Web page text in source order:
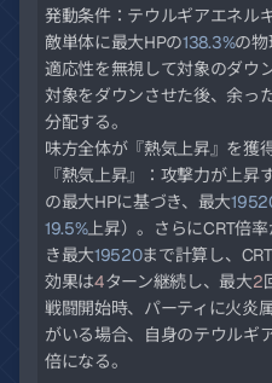
発動条件：テウルギアエネル
敵単体に最大HPの138.3%の物
適応性を無視して対象のダウ
対象をダウンさせた後、余っ
分配する。
味方全体が『熱気上昇』を獲
『熱気上昇』：攻撃力が上
の最大HPに基づき、最大
19.5%上昇）。さらにCRT倍
き最大19520まで計算し、
効果は4ターン継続し、最大2
戦闘開始時、パーティに火炎
がいる場合、自身のテウルギ
倍になる。